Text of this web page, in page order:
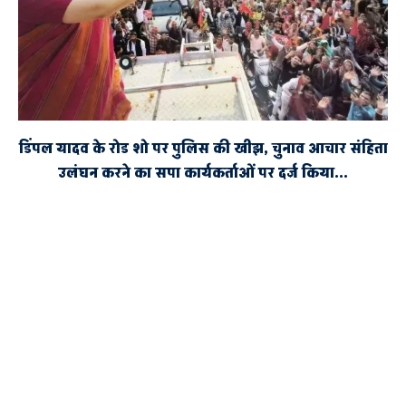
डिंपल यादव के रोड शो पर पुलिस की खीझ, चुनाव आचार संहिता
उलंघन करने का सपा कार्यकर्ताओं पर दर्ज किया...